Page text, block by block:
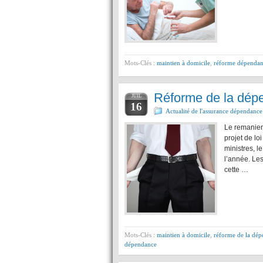
Mots-Clés : maintien à domicile réforme
JUIL
16
Réforme de la
Actualité de l'assurance dépendance
Le
projet de
ministres,
l’année.
cette …
Mots-Clés : maintien à domicile réforme de la
dépendance